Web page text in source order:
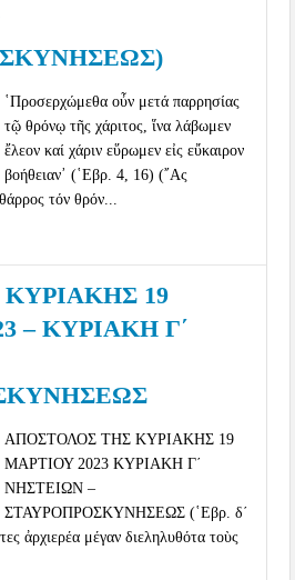
῾Προσερχώμεθα οὖν μετά παρρησίας
τῷ θρόνῳ τῆς χάριτος, ἵνα λάβωμεν
ἔλεον καί χάριν εὕρωμεν εἰς εὔκαιρον
βοήθειαν᾽ (῾Εβρ. 4, 16) (῎Ας
τόν θρόν...
19
– ΚΥΡΙΑΚΗ Γ´
ΑΠΟΣΤΟΛΟΣ ΤΗΣ ΚΥΡΙΑΚΗΣ 19
ΜΑΡΤΙΟΥ 2023 ΚΥΡΙΑΚΗ Γ´
ΝΗΣΤΕΙΩΝ –
ΣΤΑΥΡΟΠΡΟΣΚΥΝΗΣΕΩΣ (῾Εβρ. δ´
ἀρχιερέα μέγαν διεληλυθότα τοὺς